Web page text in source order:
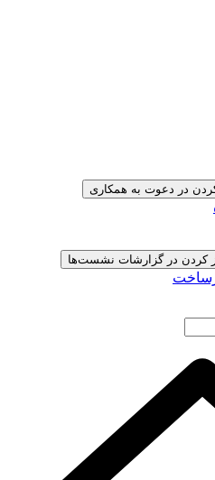
کردن در دعوت به همکاری
کردن در گزارشات نشست‌ها